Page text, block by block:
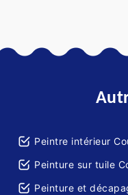
Peintre intérieur
Peinture sur tuile
Peinture et